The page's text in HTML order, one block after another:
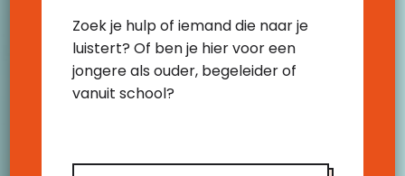
Zoek je hulp of iemand die naar je
luistert? Of ben je hier voor een
jongere als ouder, begeleider of
vanuit school?